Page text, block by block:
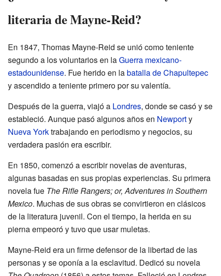
literaria de Mayne-Reid?
En 1847, Thomas Mayne-Reid se unió como teniente
segundo a los voluntarios en laGuerra mexicano-
estadounidense. Fue herido en labatalla de Chapultepec
y ascendido a teniente primero por su valentía.
Después de la guerra, viajó a Londres, donde se casó y se
estableció. Aunque pasó algunos años en Newporty
Nueva Yorktrabajando en periodismo y negocios, su
verdadera pasión era escribir.
En 1850, comenzó a escribir novelas de aventuras,
algunas basadas en sus propias experiencias. Su primera
novela fue The Rifle Rangers; or, Adventures in Southern
Mexico. Muchas de sus obras se convirtieron en clásicos
de la literatura juvenil. Con el tiempo, la herida en su
pierna empeoró y tuvo que usar muletas.
Mayne-Reid era un firme defensor de la libertad de las
personas y se oponía a la esclavitud. Dedicó su novela